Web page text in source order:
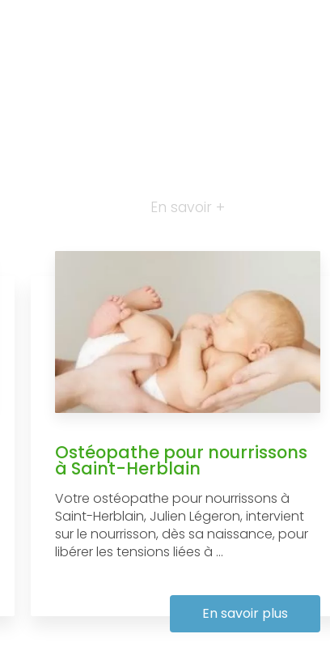
En savoir +
Ostéopathe pour nourrissons
à Saint-Herblain
Votre ostéopathe pour nourrissons à
Saint-Herblain, Julien Légeron, intervient
sur le nourrisson, dès sa naissance, pour
libérer les tensions liées à ...
En savoir plus